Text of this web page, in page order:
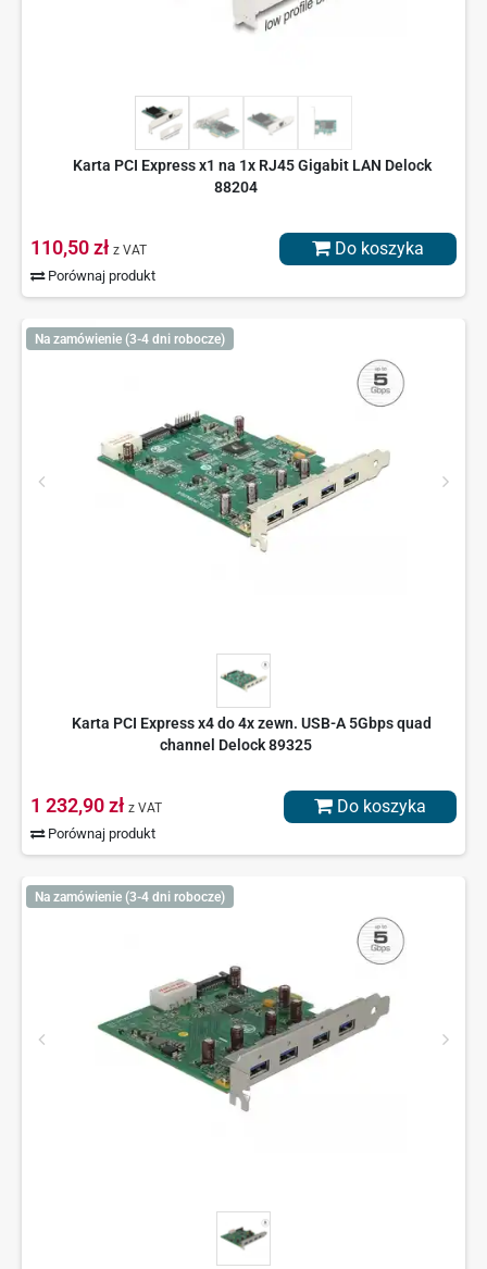
Karta PCI Express x1 na 1x RJ45 Gigabit LAN Delock
88204
110,50 zł z VAT
Porównaj produkt
Do koszyka
Na zamówienie (3-4 dni robocze)
Karta PCI Express x4 do 4x zewn. USB-A 5Gbps quad
channel Delock 89325
1 232,90 zł z VAT
Porównaj produkt
Do koszyka
Na zamówienie (3-4 dni robocze)